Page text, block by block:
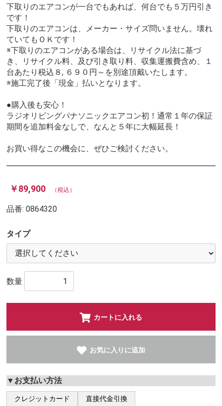
下取りのエアコンが一台でもあれば、何台でも５万円引き
です！
下取りのエアコンは、メーカー・サイズ問いません。壊れ
ていてもＯＫです！
※下取りのエアコンがある場合は、リサイクル法に基づ
き、リサイクル料、及び引き取り料、収集運搬費含め、１
台あたり税込８, ６９０円～を別途頂戴いたします。
※施工完了後「現金」払いとなります。
●購入後も安心！
ラジオリビングパナソニックエアコン初！通常１年の保証
期間を追加料金なしで、なんと５年に大幅延長！
お買い得なこの機会に、ぜひご検討ください。
￥89,900 （税込）
品番:0864320
タイプ
数量
カートに入れる
お気に入りに追加
▼お支払い方法
クレジットカード 直接代金引換